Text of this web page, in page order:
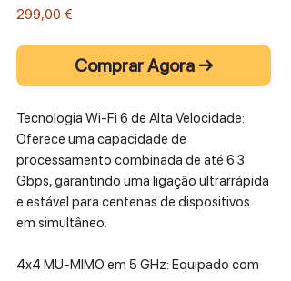
299,00 €
Comprar Agora →
Tecnologia Wi-Fi 6 de Alta Velocidade:
Oferece uma capacidade de
processamento combinada de até 6.3
Gbps, garantindo uma ligação ultrarrápida
e estável para centenas de dispositivos
em simultâneo.
4x4 MU-MIMO em 5 GHz: Equipado com